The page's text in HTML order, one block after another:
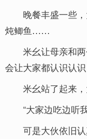
晚餐丰盛一些
炖鲫鱼……
米幺让母亲和
会让大家都认识认识
米幺站了起来，
“大家边吃边听
可是大伙依旧认